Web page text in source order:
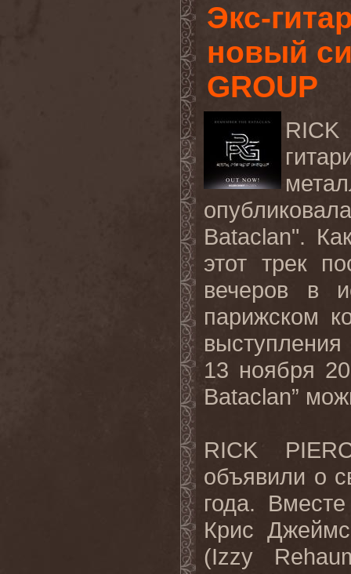
Экс-
новый
GROUP
RICK
Bataclan".
этот трек
вечеров в
парижском
13 ноября
Bataclan”
RICK
объявили о
года.
Крис
(Izzy